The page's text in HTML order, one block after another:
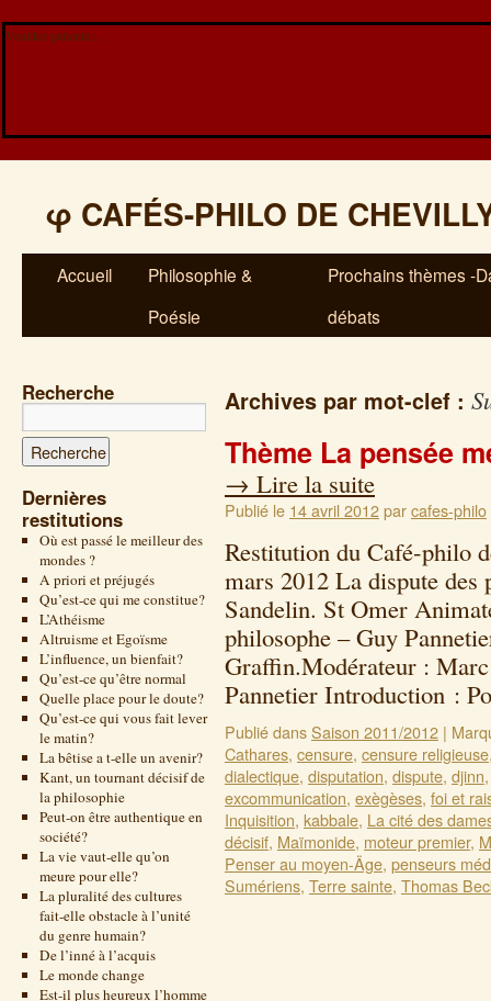
Veuillez patienter...
φ CAFÉS-PHILO DE
Accueil
Philosophie &
Poésie
Prochains thèmes -
débats
Recherche
Dernières
restitutions
Où est passé le meilleur des
mondes ?
A priori et préjugés
Qu’est-ce qui me constitue?
L’Athéisme
Altruisme et Egoïsme
L’influence, un bienfait?
Qu’est-ce qu’être normal
Quelle place pour le doute?
Qu’est-ce qui vous fait lever
le matin?
La bêtise a t-elle un avenir?
Kant, un tournant décisif de
la philosophie
Peut-on être authentique en
société?
La vie vaut-elle qu’on
meure pour elle?
La pluralité des cultures
fait-elle obstacle à l’unité
du genre humain?
De l’inné à l’acquis
Le monde change
Est-il plus heureux l’homme
Archives par mot-clef :
Thème La pensée
→ Lire la suite
Publié le 14 avril 2012parcafes-philo
Restitution du Café-philo
mars 2012 La dispute des
Sandelin. St Omer
philosophe – Guy
Graffin.Modérateur :
Pannetier Introduction :
Publié dansSaison 2011/2012 |
Cathares, censure, censure religieuse
dialectique, disputation, dispute, djinn
excommunication, exègèses, foi et
Inquisition, kabbale, La cité des
décisif, Maïmonide, moteur premier,
Penser au moyen-Äge, penseurs
Sumériens, Terre sainte, Thomas